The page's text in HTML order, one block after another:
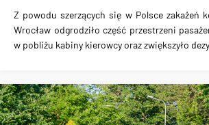
Z powodu szerzących się w Polsce zakażeń
Wrocław odgrodziło część przestrzeni
w pobliżu kabiny kierowcy oraz zwiększyło